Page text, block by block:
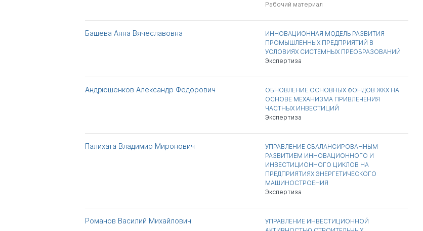
Рабочий материал
Башева Анна Вячеславовна
ИННОВАЦИОННАЯ МОДЕЛЬ РАЗВИТИЯ
ПРОМЫШЛЕННЫХ ПРЕДПРИЯТИЙ В
УСЛОВИЯХ СИСТЕМНЫХ ПРЕОБРАЗОВАНИЙ
Экспертиза
Андрюшенков Александр Федорович
ОБНОВЛЕНИЕ ОСНОВНЫХ ФОНДОВ ЖКХ НА
ОСНОВЕ МЕХАНИЗМА ПРИВЛЕЧЕНИЯ
ЧАСТНЫХ ИНВЕСТИЦИЙ
Экспертиза
Палихата Владимир Миронович
УПРАВЛЕНИЕ СБАЛАНСИРОВАННЫМ
РАЗВИТИЕМ ИННОВАЦИОННОГО И
ИНВЕСТИЦИОННОГО ЦИКЛОВ НА
ПРЕДПРИЯТИЯХ ЭНЕРГЕТИЧЕСКОГО
МАШИНОСТРОЕНИЯ
Экспертиза
Романов Василий Михайлович
УПРАВЛЕНИЕ ИНВЕСТИЦИОННОЙ